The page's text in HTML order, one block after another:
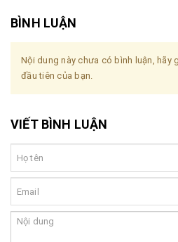
BÌNH LUẬN
Nội dung này chưa có bình luận, hãy
đầu tiên của bạn.
VIẾT BÌNH LUẬN